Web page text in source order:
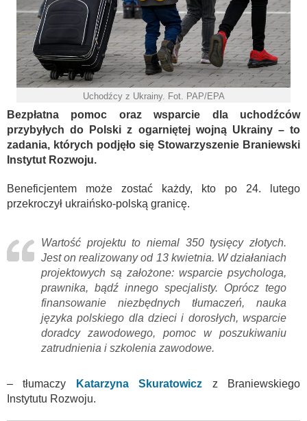
Uchodźcy z Ukrainy. Fot. PAP/EPA
Bezpłatna pomoc oraz wsparcie dla uchodźców
przybyłych do Polski z ogarniętej wojną Ukrainy – to
zadania, których podjęło się Stowarzyszenie Braniewski
Instytut Rozwoju.
Beneficjentem może zostać każdy, kto po 24. lutego
przekroczył ukraińsko-polską granicę.
Wartość projektu to niemal 350 tysięcy złotych.
Jest on realizowany od 13 kwietnia. W działaniach
projektowych są założone: wsparcie psychologa,
prawnika, bądź innego specjalisty. Oprócz tego
finansowanie niezbędnych tłumaczeń, nauka
języka polskiego dla dzieci i dorosłych, wsparcie
doradcy zawodowego, pomoc w poszukiwaniu
zatrudnienia i szkolenia zawodowe.
– tłumaczy Katarzyna Skuratowicz z Braniewskiego
Instytutu Rozwoju.